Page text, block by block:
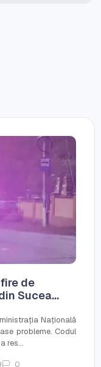
de
Sucea...
Națională
probleme. Codul
res...
0